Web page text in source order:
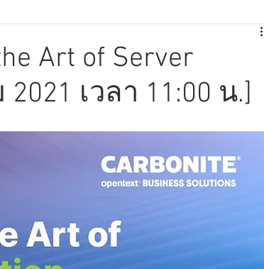
Art of Server
เวลา 11:00 น.]